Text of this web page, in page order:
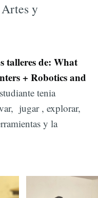
y
talleres de: What
+ Robotics and
tenia
jugar , explorar,
y la